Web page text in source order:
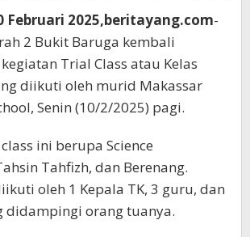
Februari 2025,beritayang.com-
2 Bukit Baruga kembali
Trial Class atau Kelas
diikuti oleh murid Makassar
Senin (10/2/2025) pagi.
ini berupa Science
Tahfizh, dan Berenang.
oleh 1 Kepala TK, 3 guru, dan
didampingi orang tuanya.